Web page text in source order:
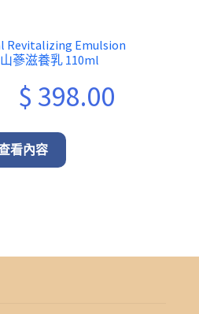
Revitalizing Emulsion
蔘滋養乳 110ml
Original
price
was:
$ 398.00Current
看內容